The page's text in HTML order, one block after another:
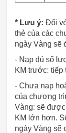
* Lưu ý: Đối
thẻ của các
ngày Vàng sẽ
- Nạp đủ số
KM trước:
- Chưa nạp
của chương
Vàng: sẽ
KM lớn hơn.
ngày Vàng sẽ